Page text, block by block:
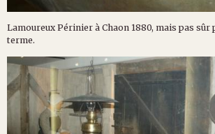
Lamoureux Périnier à Chaon 1880, mais pas sûr
terme.